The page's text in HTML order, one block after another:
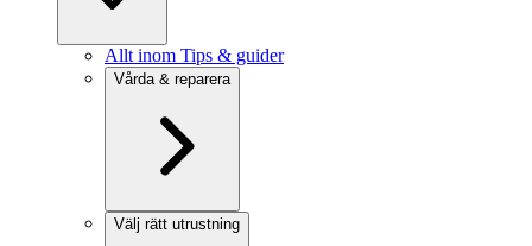
Allt inom Tips & guider
Vårda & reparera
Välj rätt utrustning